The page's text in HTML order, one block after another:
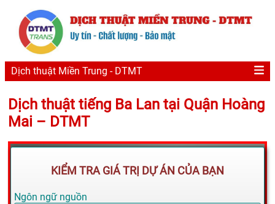
Dịch thuật Miền Trung - DTMT
Dịch thuật tiếng Ba Lan tại Quận Hoàng
Mai – DTMT
KIỂM TRA GIÁ TRỊ DỰ ÁN CỦA BẠN
Ngôn ngữ nguồn